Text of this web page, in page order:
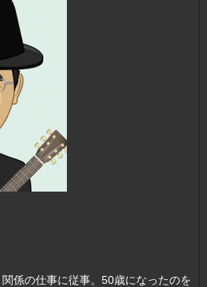
係の仕事に従事。50歳になったのを